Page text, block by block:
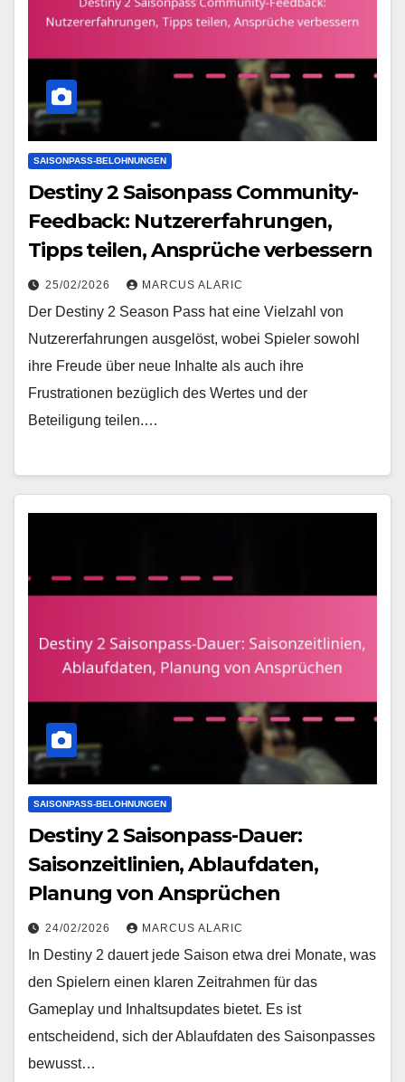
SAISONPASS-BELOHNUNGEN
Destiny 2 Saisonpass Community-
Feedback: Nutzererfahrungen,
Tipps teilen, Ansprüche verbessern
25/02/2026 MARCUS ALARIC
Der Destiny 2 Season Pass hat eine Vielzahl von
Nutzererfahrungen ausgelöst, wobei Spieler sowohl
ihre Freude über neue Inhalte als auch ihre
Frustrationen bezüglich des Wertes und der
Beteiligung teilen.…
SAISONPASS-BELOHNUNGEN
Destiny 2 Saisonpass-Dauer:
Saisonzeitlinien, Ablaufdaten,
Planung von Ansprüchen
24/02/2026 MARCUS ALARIC
In Destiny 2 dauert jede Saison etwa drei Monate, was
den Spielern einen klaren Zeitrahmen für das
Gameplay und Inhaltsupdates bietet. Es ist
entscheidend, sich der Ablaufdaten des Saisonpasses
bewusst…